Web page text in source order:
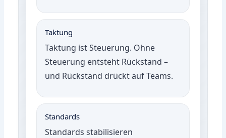
Taktung
Taktung ist Steuerung. Ohne
Steuerung entsteht Rückstand –
und Rückstand drückt auf Teams.
Standards
Standards stabilisieren